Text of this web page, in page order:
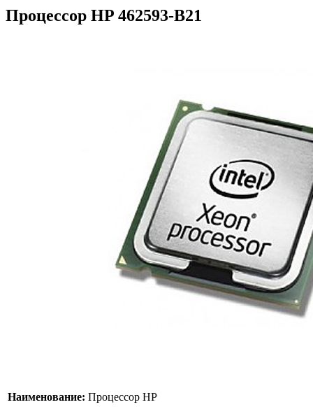
Процессор HP 462593-B21
Наименование: Процессор HP